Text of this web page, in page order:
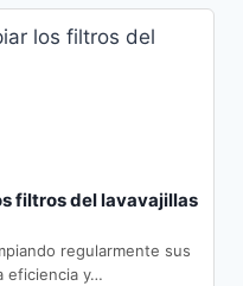
filtros del lavavajillas
regularmente sus
eficiencia y…